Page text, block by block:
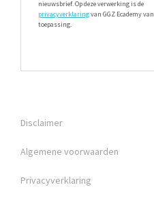
nieuwsbrief. Op deze verwerking is de
privacyverklaringvan GGZ Ecademy van
toepassing.
Disclaimer
Algemene voorwaarden
Privacyverklaring